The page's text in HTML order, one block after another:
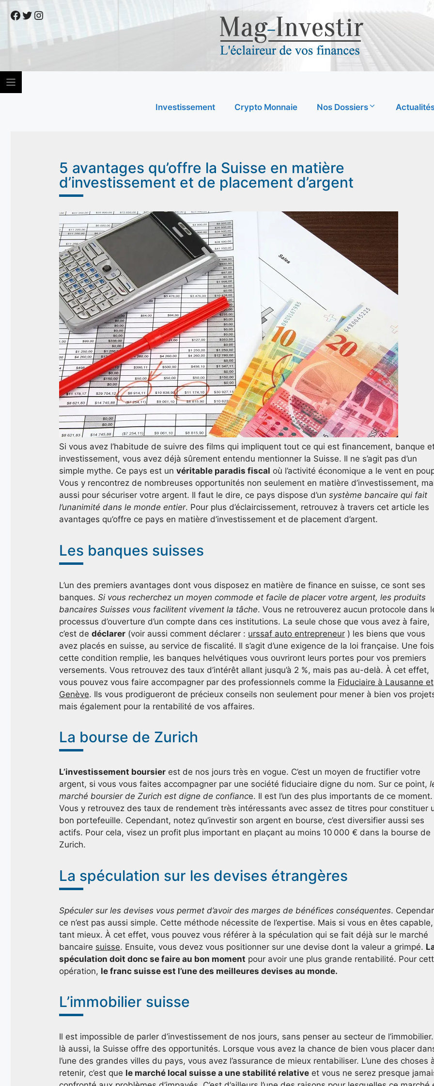
Facebook
Twitter
Instagram
Investissement Crypto Monnaie Nos Dossiers
5 avantages qu’offre la Suisse en matière
d’investissement et de placement d’argent
Si vous avez l’habitude de suivre des films qui impliquent tout ce qui est financement, banque
investissement, vous avez déjà sûrement entendu mentionner la Suisse. Il ne s’agit pas d’un
simple mythe. Ce pays est un véritable paradis fiscal où l’activité économique a le vent en
Vous y rencontrez de nombreuses opportunités non seulement en matière d’investissement,
aussi pour sécuriser votre argent. Il faut le dire, ce pays dispose d’un système bancaire qui fait
l’unanimité dans le monde entier. Pour plus d’éclaircissement, retrouvez à travers cet article les
avantages qu’offre ce pays en matière d’investissement et de placement d’argent.
Les banques suisses
L’un des premiers avantages dont vous disposez en matière de finance en suisse, ce sont ses
banques. Si vous recherchez un moyen commode et facile de placer votre argent, les produits
bancaires Suisses vous facilitent vivement la tâche. Vous ne retrouverez aucun protocole dans
processus d’ouverture d’un compte dans ces institutions. La seule chose que vous avez à faire,
c’est de déclarer (voir aussi comment déclarer : urssaf auto entrepreneur ) les biens que vous
avez placés en suisse, au service de fiscalité. Il s’agit d’une exigence de la loi française. Une fois
cette condition remplie, les banques helvétiques vous ouvriront leurs portes pour vos premiers
versements. Vous retrouvez des taux d’intérêt allant jusqu’à 2 %, mais pas au-delà. À cet effet,
vous pouvez vous faire accompagner par des professionnels comme la Fiduciaire à Lausanne et
Genève. Ils vous prodigueront de précieux conseils non seulement pour mener à bien vos
mais également pour la rentabilité de vos affaires.
La bourse de Zurich
L’investissement boursier est de nos jours très en vogue. C’est un moyen de fructifier votre
argent, si vous vous faites accompagner par une société fiduciaire digne du nom. Sur ce point,
marché boursier de Zurich est digne de confiance. Il est l’un des plus importants de ce moment.
Vous y retrouvez des taux de rendement très intéressants avec assez de titres pour constituer
bon portefeuille. Cependant, notez qu’investir son argent en bourse, c’est diversifier aussi ses
actifs. Pour cela, visez un profit plus important en plaçant au moins 10 000 € dans la bourse de
Zurich.
La spéculation sur les devises étrangères
Spéculer sur les devises vous permet d’avoir des marges de bénéfices conséquentes.
ce n’est pas aussi simple. Cette méthode nécessite de l’expertise. Mais si vous en êtes capable,
tant mieux. À cet effet, vous pouvez vous référer à la spéculation qui se fait déjà sur le marché
bancaire suisse. Ensuite, vous devez vous positionner sur une devise dont la valeur a grimpé.
spéculation doit donc se faire au bon moment pour avoir une plus grande rentabilité. Pour
opération, le franc suisse est l’une des meilleures devises au monde.
L’immobilier suisse
Il est impossible de parler d’investissement de nos jours, sans penser au secteur de
là aussi, la Suisse offre des opportunités. Lorsque vous avez la chance de bien vous placer
l’une des grandes villes du pays, vous avez l’assurance de mieux rentabiliser. L’une des choses
retenir, c’est que le marché local suisse a une stabilité relative et vous ne serez presque